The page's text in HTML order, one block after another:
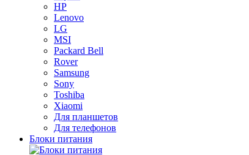
HP
Lenovo
LG
MSI
Packard Bell
Rover
Samsung
Sony
Toshiba
Xiaomi
Для планшетов
Для телефонов
Блоки питания